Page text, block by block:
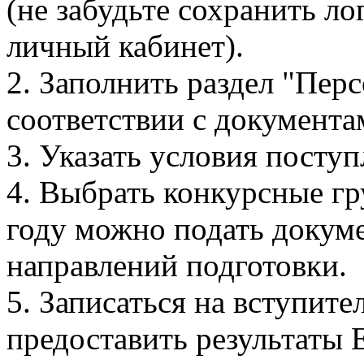
(не забудьте сохранить
личный кабинет).
2. Заполнить раздел
соответствии с
3. Указать условия
4. Выбрать конкурсные
году можно подать
направлений подготовки.
5. Записаться на
предоставить